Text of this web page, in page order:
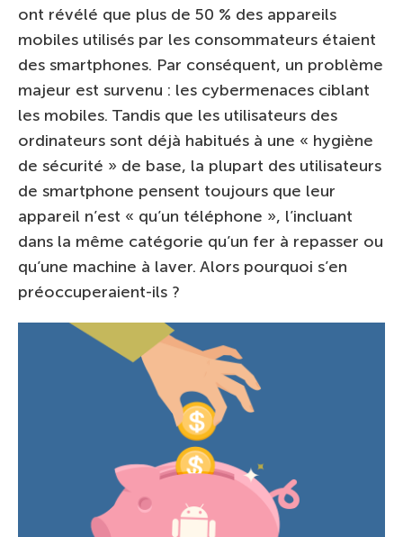
ont révélé que plus de 50 % des appareils
mobiles utilisés par les consommateurs étaient
des smartphones. Par conséquent, un problème
majeur est survenu : les cybermenaces ciblant
les mobiles. Tandis que les utilisateurs des
ordinateurs sont déjà habitués à une « hygiène
de sécurité » de base, la plupart des utilisateurs
de smartphone pensent toujours que leur
appareil n’est « qu’un téléphone », l’incluant
dans la même catégorie qu’un fer à repasser ou
qu’une machine à laver. Alors pourquoi s’en
préoccuperaient-ils ?